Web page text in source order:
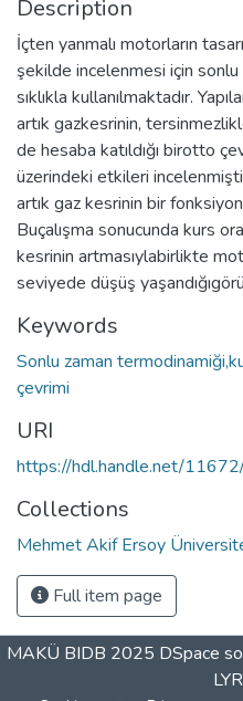
Description
İçten yanmalı motorların
şekilde incelenmesi için
sıklıkla kullanılmaktadır.
artık gazkesrinin,
de hesaba katıldığı birotto
üzerindeki etkileri
artık gaz kesrinin bir
Buçalışma sonucunda kurs
kesrinin artmasıylabirlikte
seviyede düşüş
Keywords
Sonlu zaman
çevrimi
URI
https://hdl.handle.net/
Collections
Mehmet Akif Ersoy
Full item page
MAKÜ BIDB 2025 DSpace